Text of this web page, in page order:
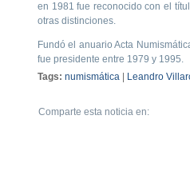
en 1981 fue reconocido con el
otras distinciones.
Fundó el anuario Acta
fue presidente entre 1979 y 1995.
Tags: numismática Leandro
Comparte esta noticia en: